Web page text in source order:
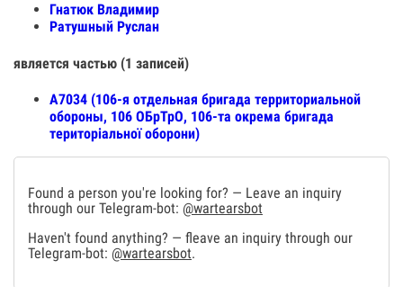
Гнатюк Владимир
Ратушный Руслан
является частью (1 записей)
A7034 (106-я отдельная бригада территориальной
обороны, 106 ОБрТрО, 106-та окрема бригада
територіальної оборони)
Found a person you're looking for? — Leave an inquiry
through our Telegram-bot: @wartearsbot
Haven't found anything? — fleave an inquiry through our
Telegram-bot: @wartearsbot.